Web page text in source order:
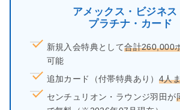
アメックス・ビジネス
プラチナ・カード
新規入会特典として合計260,000
可能
追加カード（付帯特典あり） 4人
センチュリオン・ラウンジ羽田が